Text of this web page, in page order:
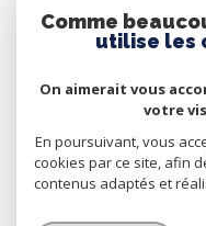
© 2026 | Tous droits
Plan du site-Mentions légales-
Site
un seul
Comme
utilise les
On aimerait vous
votre
En poursuivant, vous
cookies par ce site, afin
contenus adaptés et